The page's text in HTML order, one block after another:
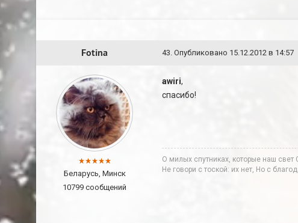
Fotina 43. Опубликовано 15.12.2012 в 14:57
Беларусь, Минск
10799 сообщений
awiri,
спасибо!
О милых спутниках, которые наш
Не говори с тоской: их нет, Но с